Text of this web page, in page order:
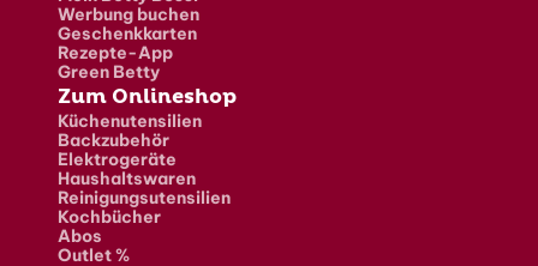
Werbung buchen
Geschenkkarten
Rezepte-App
Green Betty
Zum Onlineshop
Küchenutensilien
Backzubehör
Elektrogeräte
Haushaltswaren
Reinigungsutensilien
Kochbücher
Abos
Outlet %